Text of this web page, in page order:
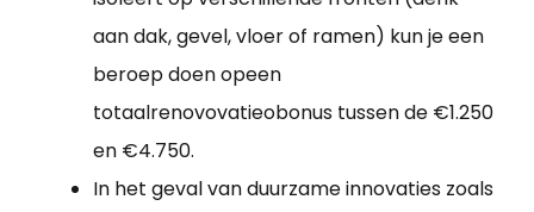
aan dak, gevel, vloer of ramen) kun je een
beroep doen opeen
totaalrenovovatieobonus tussen de €1.250
en €4.750.
In het geval van duurzame innovaties zoals